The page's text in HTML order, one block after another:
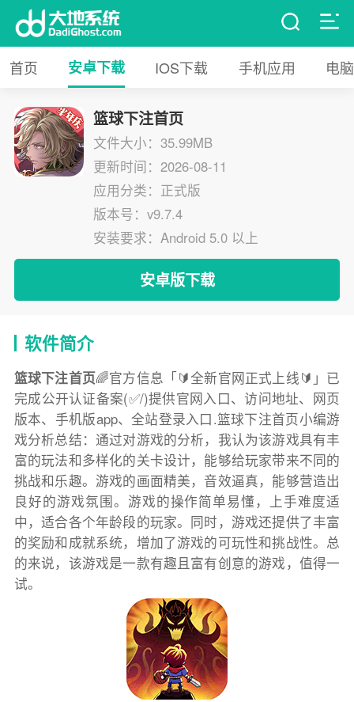
首页 安卓下载 IOS下载 手机应用 电
篮球下注首页
文件大小：35.99MB
更新时间：2026-08-11
应用分类：正式版
版本号：v9.7.4
安装要求：Android 5.0 以上
安卓版下载
软件简介
篮球下注首页🌈官方信息「🔰全新官网正式上线🔰」已
完成公开认证备案(✅/)提供官网入口、访问地址、网页
版本、手机版app、全站登录入口.篮球下注首页小编游
戏分析总结：通过对游戏的分析，我认为该游戏具有丰
富的玩法和多样化的关卡设计，能够给玩家带来不同的
挑战和乐趣。游戏的画面精美，音效逼真，能够营造出
良好的游戏氛围。游戏的操作简单易懂，上手难度适
中，适合各个年龄段的玩家。同时，游戏还提供了丰富
的奖励和成就系统，增加了游戏的可玩性和挑战性。总
的来说，该游戏是一款有趣且富有创意的游戏，值得一
试。